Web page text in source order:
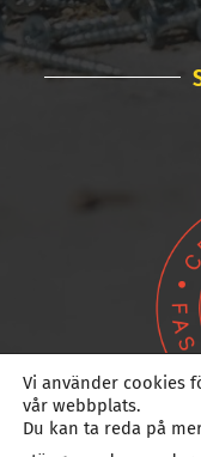
Vi använder cookies
vår webbplats.
Du kan ta reda på